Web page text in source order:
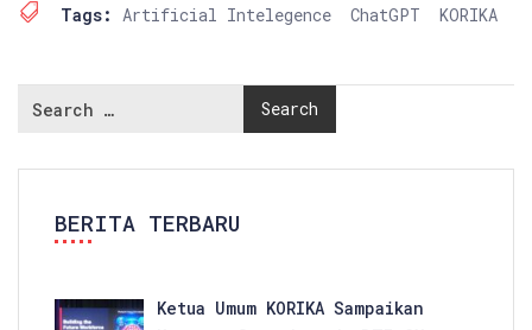
Tags: Artificial Intelegence ChatGPT KORIKA
BERITA TERBARU
Ketua Umum KORIKA Sampaikan